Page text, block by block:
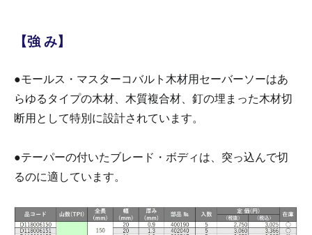
【強 み】
●モールス・マスターコバルト木材用セーバーソーはあ
らゆるタイプの木材、木質複合材、釘の埋まった木材切
断用として特別に設計されています。
●テーパーの付いたブレード・ボディは、突っ込んで切
るのに適しています。